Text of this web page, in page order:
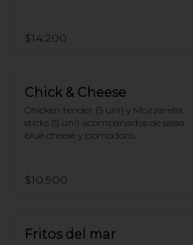
$14.200
Chick & Cheese
Chicken tender (5 uni) y Mozzarella
sticks (5 uni) acompañados de salsa
blue cheese y pomodoro.
$10.900
Fritos del mar